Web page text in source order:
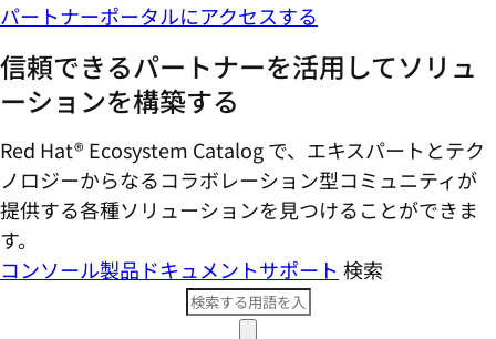
パートナーポータルにアクセスする
信頼できるパートナーを活用してソリュ
ーションを構築する
Red Hat® Ecosystem Catalog で、エキスパートとテク
ノロジーからなるコラボレーション型コミ​ュニティが
提供する各種ソリューションを見つけることができま
す。
コンソール製品ドキュメントサポート 検索